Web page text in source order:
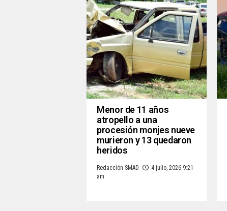
Menor de 11 años
atropello a una
procesión monjes nueve
murieron y 13 quedaron
heridos
Redacción SMAD
4 julio, 2026 9:21
am